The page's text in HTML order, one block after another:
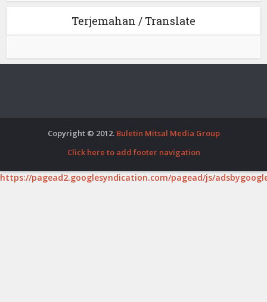
Terjemahan / Translate
Copyright © 2012. Buletin Mitsal Media Group
Click here to add footer navigation
https://pagead2.googlesyndication.com/pagead/js/